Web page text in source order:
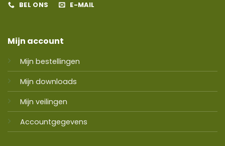
BEL ONS E-MAIL
Mijn account
Mijn bestellingen
Mijn downloads
Mijn veilingen
Accountgegevens